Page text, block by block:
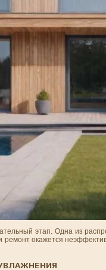
этап. Одна из
окажется